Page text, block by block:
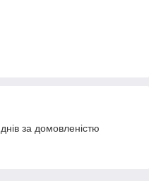
за домовленістю